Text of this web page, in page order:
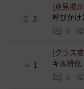
2
[意見掲
呼びか
0
1
[クラス
キル特化
0